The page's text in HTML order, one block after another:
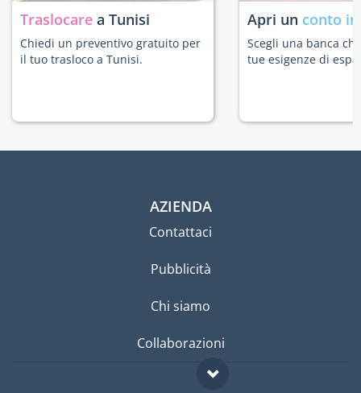
Traslocare a Tunisi
Chiedi un preventivo gratuito per
il tuo trasloco a Tunisi.
Apri un conto
Scegli una banca
tue esigenze di
AZIENDA
Contattaci
Pubblicità
Chi siamo
Collaborazioni